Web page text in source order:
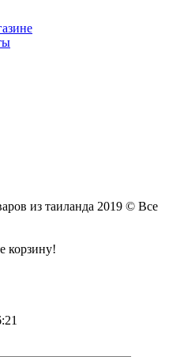
из таиланда 2019 © Все
корзину!